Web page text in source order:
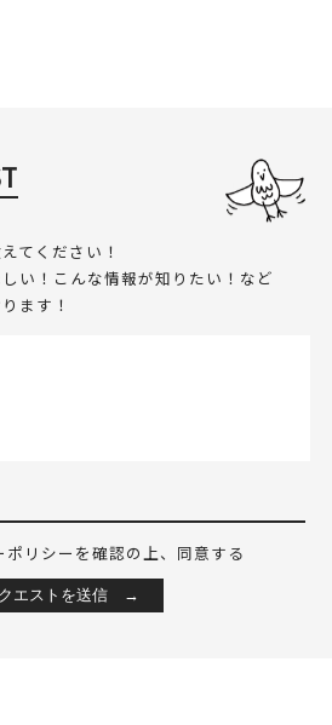
てください！
い！こんな情報が知りたい！など
ます！
ポリシーを確認の上、同意する